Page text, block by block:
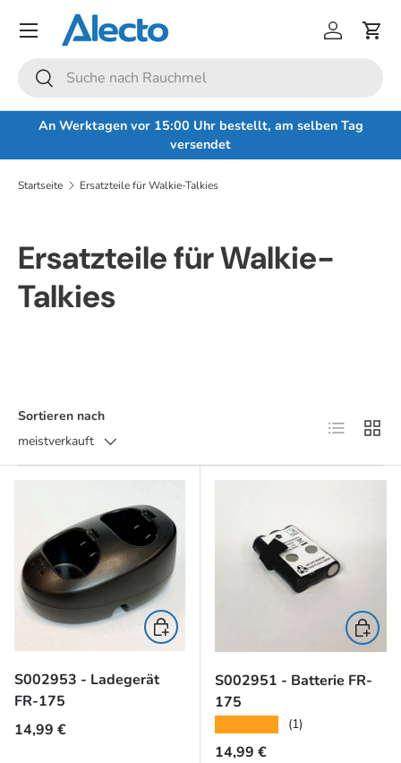
Direkt zum Inhalt
Suchen
Suchen
Einloggen
Menü
An Werktagen vor 15:00 Uhr bestellt, am selben Tag
versendet
Startseite Ersatzteile für Walkie-Talkies
Ersatzteile für Walkie-
Talkies
Sortieren nach
meistverkauft
S002953 - Ladegerät
FR-175
Normaler Preis
14,99 €
In den Warenkorb
S002951 - Batterie FR-
175
(1)
Normaler Preis
14,99 €
In den